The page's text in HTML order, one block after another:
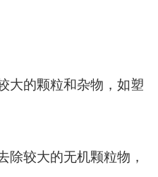
大的颗粒和杂物，如塑
除较大的无机颗粒物，